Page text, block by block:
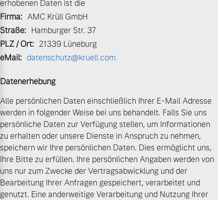
Editionsmodelle
Konnektivität
Fahrzeug konfigurieren
Sofort verfügbare Fahrzeuge
Aktuelle Serviceangebote
Service by Volvo
Vielzahl von Original
Volvo Winter- und
Sommer Kompletträder.
Bitte sprechen Sie uns
direkt an.
Mehr erfahren
erhobenen Daten ist die
Firma: AMC Krüll GmbH
Straße: Hamburger Str. 37
PLZ / Ort: 21339 Lüneburg
eMail: datenschutz@kruell.com
Datenerhebung
Alle persönlichen Daten einschließlich Ihrer E-Mail Adresse
werden in folgender Weise bei uns behandelt. Falls Sie uns
persönliche Daten zur Verfügung stellen, um Informationen
zu erhalten oder unsere Dienste in Anspruch zu nehmen,
speichern wir Ihre persönlichen Daten. Dies ermöglicht uns,
Ihre Bitte zu erfüllen. Ihre persönlichen Angaben werden von
uns nur zum Zwecke der Vertragsabwicklung und der
Bearbeitung Ihrer Anfragen gespeichert, verarbeitet und
genutzt. Eine anderweitige Verarbeitung und Nutzung Ihrer